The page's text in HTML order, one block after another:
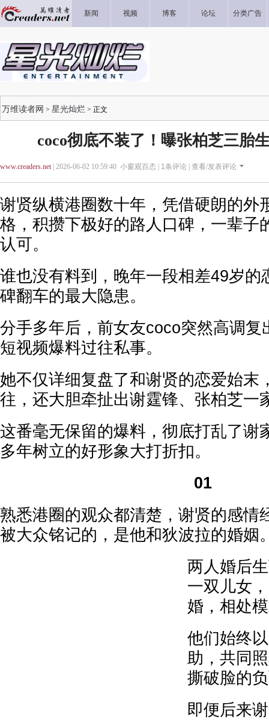
新闻 视频 博客 论坛 分类广告
万维读者网 > 星光灿烂 > 正文
coco彻底不装了！曝张柏芝三胎
www.creaders.net| 2026-06-02 10:59:40 小窗观百态 | 1条评论 | 查看/发表评论
谢贤纵横港圈数十年，凭借硬朗的外
格，积攒下极好的路人口碑，一辈子
认可。
谁也没有料到，晚年一段相差49岁的
碑翻车的最大隐患。
分手多年后，前女友coco突然高调复
短视频爆料过往私事。
她不仅详细复盘了和谢贤的恋爱始末
往，还大胆牵扯出谢霆锋、张柏芝一
这番毫无保留的爆料，彻底打乱了谢
多年树立的好形象大打折扣。
01
熟悉港圈的观众都清楚，谢贤的感情
被大众铭记的，是他和狄波拉的婚姻
两人婚后
一双儿女
婚，相处
他们始终
助，共同
撕破脸的
即便后来